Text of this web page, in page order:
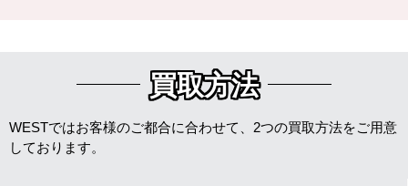
買取方法
WESTではお客様のご都合に合わせて、2つの買取方法をご用意
しております。